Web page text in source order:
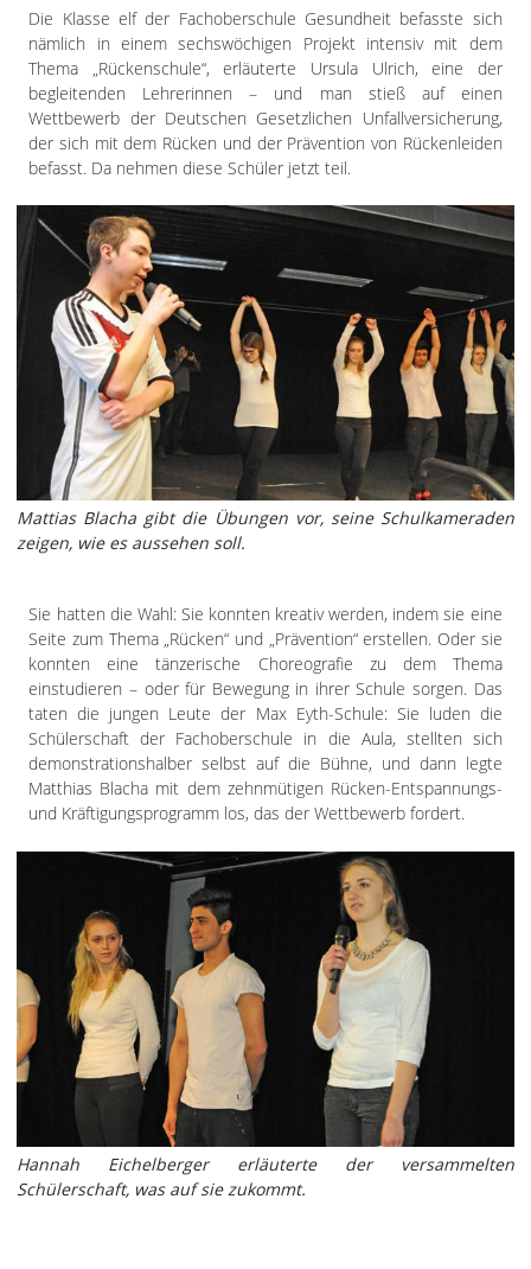
Wartenberg
Schwalm
Fulda
Gießen
Impressum
Datenschutzerklärung
Die Klasse elf der Fachoberschule Gesundheit befasste sich
nämlich in einem sechswöchigen Projekt intensiv mit dem
Thema „Rückenschule“, erläuterte Ursula Ulrich, eine der
begleitenden Lehrerinnen – und man stieß auf einen
Wettbewerb der Deutschen Gesetzlichen Unfallversicherung,
der sich mit dem Rücken und der Prävention von Rückenleiden
befasst. Da nehmen diese Schüler jetzt teil.
Mattias Blacha gibt die Übungen vor, seine Schulkameraden
zeigen, wie es aussehen soll.
Sie hatten die Wahl: Sie konnten kreativ werden, indem sie eine
Seite zum Thema „Rücken“ und „Prävention“ erstellen. Oder sie
konnten eine tänzerische Choreografie zu dem Thema
einstudieren – oder für Bewegung in ihrer Schule sorgen. Das
taten die jungen Leute der Max Eyth-Schule: Sie luden die
Schülerschaft der Fachoberschule in die Aula, stellten sich
demonstrationshalber selbst auf die Bühne, und dann legte
Matthias Blacha mit dem zehnmütigen Rücken-Entspannungs-
und Kräftigungsprogramm los, das der Wettbewerb fordert.
Hannah Eichelberger erläuterte der versammelten
Schülerschaft, was auf sie zukommt.